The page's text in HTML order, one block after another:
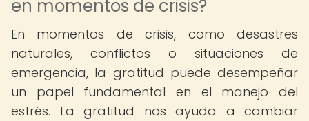
en momentos de crisis?
En momentos de crisis, como desastres
naturales, conflictos o situaciones de
emergencia, la gratitud puede desempeñar
un papel fundamental en el manejo del
estrés. La gratitud nos ayuda a cambiar